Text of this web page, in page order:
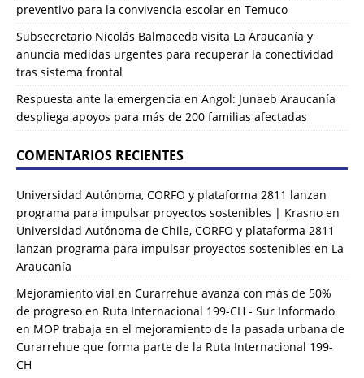
preventivo para la convivencia escolar en Temuco
Subsecretario Nicolás Balmaceda visita La Araucanía y
anuncia medidas urgentes para recuperar la conectividad
tras sistema frontal
Respuesta ante la emergencia en Angol: Junaeb Araucanía
despliega apoyos para más de 200 familias afectadas
COMENTARIOS RECIENTES
Universidad Autónoma, CORFO y plataforma 2811 lanzan
programa para impulsar proyectos sostenibles | Krasno en
Universidad Autónoma de Chile, CORFO y plataforma 2811
lanzan programa para impulsar proyectos sostenibles en La
Araucanía
Mejoramiento vial en Curarrehue avanza con más de 50%
de progreso en Ruta Internacional 199-CH - Sur Informado
en MOP trabaja en el mejoramiento de la pasada urbana de
Curarrehue que forma parte de la Ruta Internacional 199-
CH